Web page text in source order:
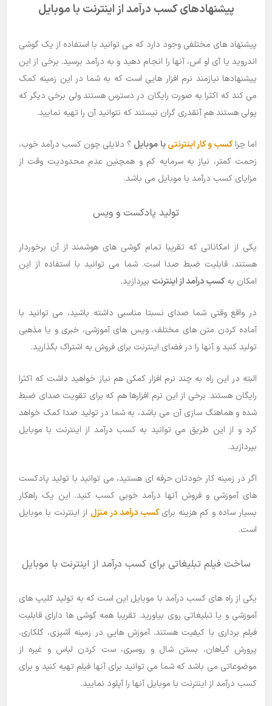
پیشنهادهای کسب درآمد از اینترنت با موبایل
پیشنهاد های مختلفی وجود دارد که می توانید با استفاده از یک گوشی
اندروید یا آی او اس، آنها را انجام دهید و به درآمد برسید. برخی از این
پیشنهادها نیازمند نرم افزار هایی است که به شما در این زمینه کمک
می کند که اکثرا به صورت رایگان در دسترس هستند ولی برخی دیگر که
پولی هستند هم آنقدری گران نیستند که نتوانید آن را تهیه نمایید.
اما چراکسب و کار اینترنتیبا موبایل ؟ دلایلی چون کسب درآمد خوب،
زحمت کمتر، نیاز به سرمایه کم و همچنین عدم محدودیت وقت از
مزایای کسب درآمد با موبایل می باشد.
تولید پادکست و ویس
یکی از امکاناتی که تقریبا تمام گوشی های هوشمند از آن برخوردار
هستند، قابلیت ضبط صدا است. شما می توانید با استفاده از این
امکان بهکسب درآمد از اینترنت بپردازید.
در واقع وقتی شما صدای نسبتا مناسبی داشته باشید، می توانید با
آماده کردن متن های مختلف، ویس های آموزشی، خبری و یا مذهبی
تولید کنید و آنها را در فضای اینترنت برای فروش به اشتراک بگذارید.
البته در این راه به چند نرم افزار کمکی هم نیاز خواهید داشت که اکثرا
رایگان هستند. برخی از این نرم افزارها هم که برای تقویت صدای ضبط
شده و هماهنگ سازی آن می باشد، به شما در تولید صدا کمک خواهد
کرد و از این طریق می توانید به کسب درآمد از اینترنت با موبایل
بپردازید.
اگر در زمینه کار خودتان حرفه ای هستید، می توانید با تولید پادکست
های آموزشی و فروش آنها درآمد خوبی کسب کنید. این یک راهکار
بسیار ساده و کم هزینه برایکسب درآمد در منزل از اینترنت با موبایل
است.
ساخت فیلم تبلیغاتی برای کسب درآمد از اینترنت با موبایل
یکی از راه های کسب درآمد با موبایل این است که به تولید کلیپ های
آموزشی و یا تبلیغاتی روی بیاورید. تقریبا همه گوشی ها دارای قابلیت
فیلم برداری با کیفیت هستند. آموزش هایی در زمینه آشپزی، گلکاری،
پرورش گیاهان، بستن شال و روسری، ست کردن لباس و غیره از
موضوعاتی می باشد که شما می توانید برای آنها فیلم تهیه کنید و برای
کسب درآمد از اینترنت با موبایل آنها را آپلود نمایید.